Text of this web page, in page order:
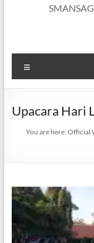
Upacara Hari
You are here:Official